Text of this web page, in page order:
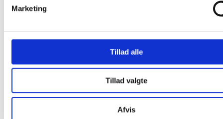
Marketing
Tillad alle
Tillad valgte
Afvis
Stork
Hare